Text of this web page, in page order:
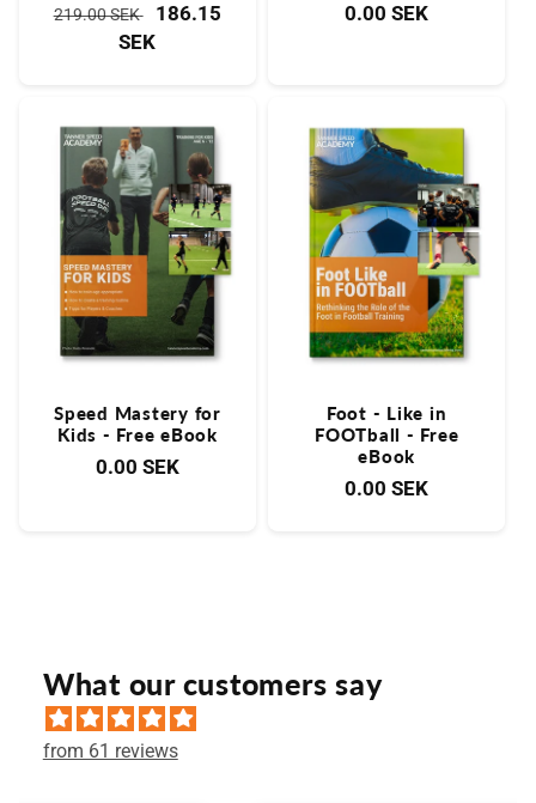
insgesamt
Normaler
219.00 SEK Verkaufspreis
186.15
SEK
Normaler
0.00 SEK
Speed Mastery for
Kids - Free eBook
Normaler
0.00 SEK
Foot - Like in
FOOTball - Free
eBook
Normaler
0.00 SEK
What our customers say
from 61 reviews